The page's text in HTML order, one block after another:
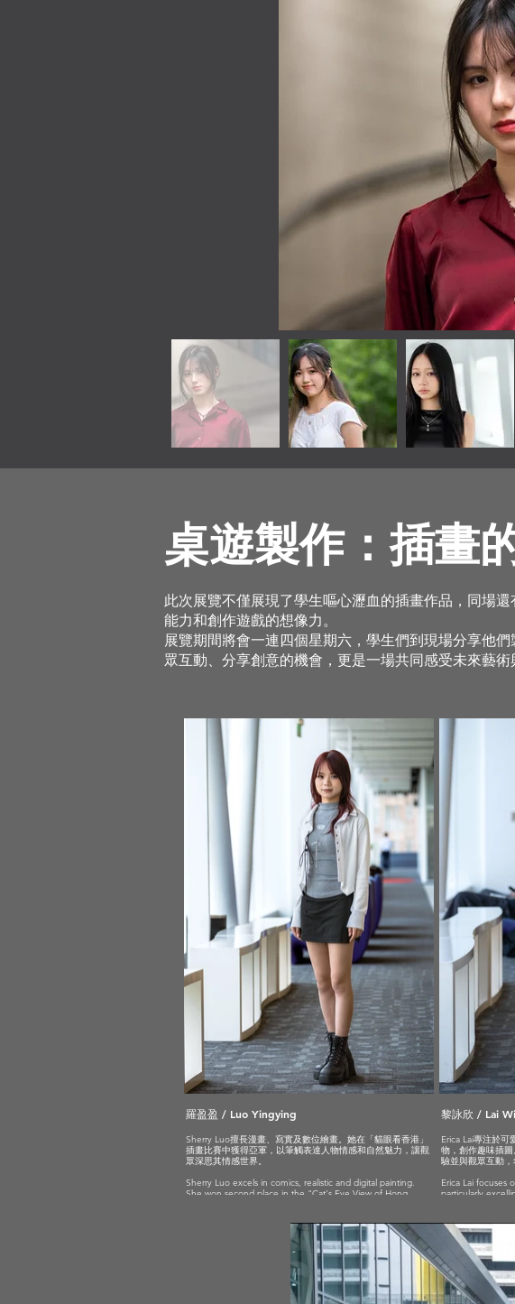
桌遊製作：插畫
此次展覽不僅展現了學生嘔心瀝血的插畫作品，同場
能力和創作遊戲的想像力。
展覽期間將會一連四個星期六，學生們到現場分享他
眾互動、分享創意的機會，更是一場共同感受未來藝術
羅盈盈 / Luo Yingying
Sherry Luo擅長漫畫、寫實及數位繪畫。她在「貓眼看香港」
插畫比賽中獲得亞軍，以筆觸表達人物情感和自然魅力，讓觀
眾深思其情感世界。
Sherry Luo excels in comics, realistic and digital painting.
She won second place in the "Cat's Eye View of Hong
viewers to ponder her emotional world.
黎詠欣 / Lai
Erica Lai專注於
物，創作趣味插
驗並與觀眾互動，
Erica Lai focuses
particularly
interacting with
and joyful